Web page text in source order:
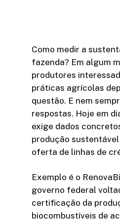
Como medir a
fazenda? Em algum
produtores
práticas agrícolas
questão. E nem
respostas. Hoje em
exige dados
produção
oferta de linhas de
Exemplo é o
governo federal
certificação da
biocombustíveis de